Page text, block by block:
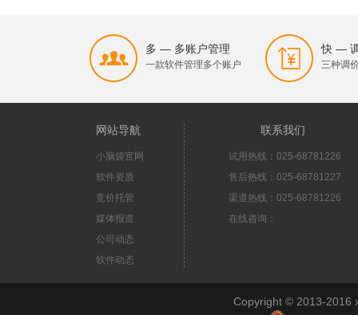
多 — 多账户管理
一款软件管理多个账户
快 —
三种调
网站导航
小脑袋官网
软件资质
竞价托管
媒体报道
公司动态
软件动态
联系我们
试用热线：025-68781226
售后热线：025-68781227
渠道热线：025-68781226
在线咨询：
Copyright © 2013-2016